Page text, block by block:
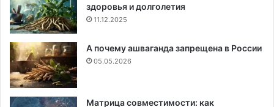
здоровья и долголетия
11.12.2025
А почему ашваганда запрещена в России
05.05.2026
Матрица совместимости: как